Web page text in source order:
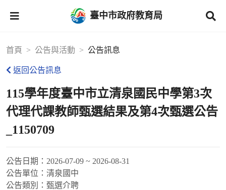
臺中市政府教育局
首頁 公告與活動 公告訊息
返回公告訊息
115學年度臺中市立清泉國民中學第3次
代理代課教師甄選結果及第4次甄選公告
_1150709
公告日期： 2026-07-09 ~ 2026-08-31
公告單位： 清泉國中
公告類別： 甄選介聘